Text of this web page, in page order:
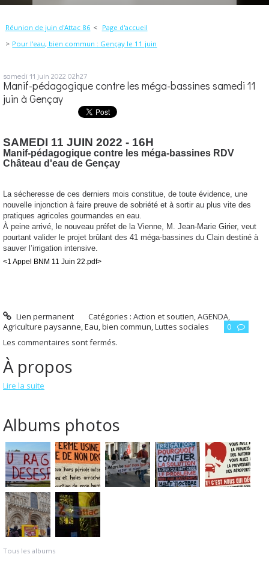
Réunion de juin d'Attac 86
Page d'accueil
Pour l'eau, bien commun : Gençay le 11 juin
samedi 11 juin 2022 02h27
Manif-pédagogique contre les méga-bassines samedi 11
juin à Gençay
SAMEDI 11 JUIN 2022 - 16H
Manif-pédagogique contre les méga-bassines RDV
Château d'eau de Gençay
La sécheresse de ces derniers mois constitue, de toute évidence, une
nouvelle injonction à faire preuve de sobriété et à sortir au plus vite des
pratiques agricoles gourmandes en eau.
À peine arrivé, le nouveau préfet de la Vienne, M. Jean-Marie Girier, veut
pourtant valider le projet brûlant des 41 méga-bassines du Clain destiné à
sauver l’irrigation intensive.
<1 Appel BNM 11 Juin 22.pdf>
Lien permanent Catégories :Action et soutien,AGENDA,
Agriculture paysanne,Eau, bien commun,Luttes sociales
0
Les commentaires sont fermés.
À propos
Lire la suite
Albums photos
Tous les albums